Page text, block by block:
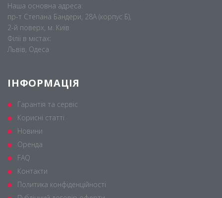
Наша основна адреса:
пр-т Степана Бандери, 28А (корпус Б),
2-й поверх, м. Київ
Філії в містах:
Львів, Одеса
ІНФОРМАЦІЯ
Гарантія та сервіс
Корисні статті
Новини
Оренда
FAQ
Контакти
Политика конфіденційності